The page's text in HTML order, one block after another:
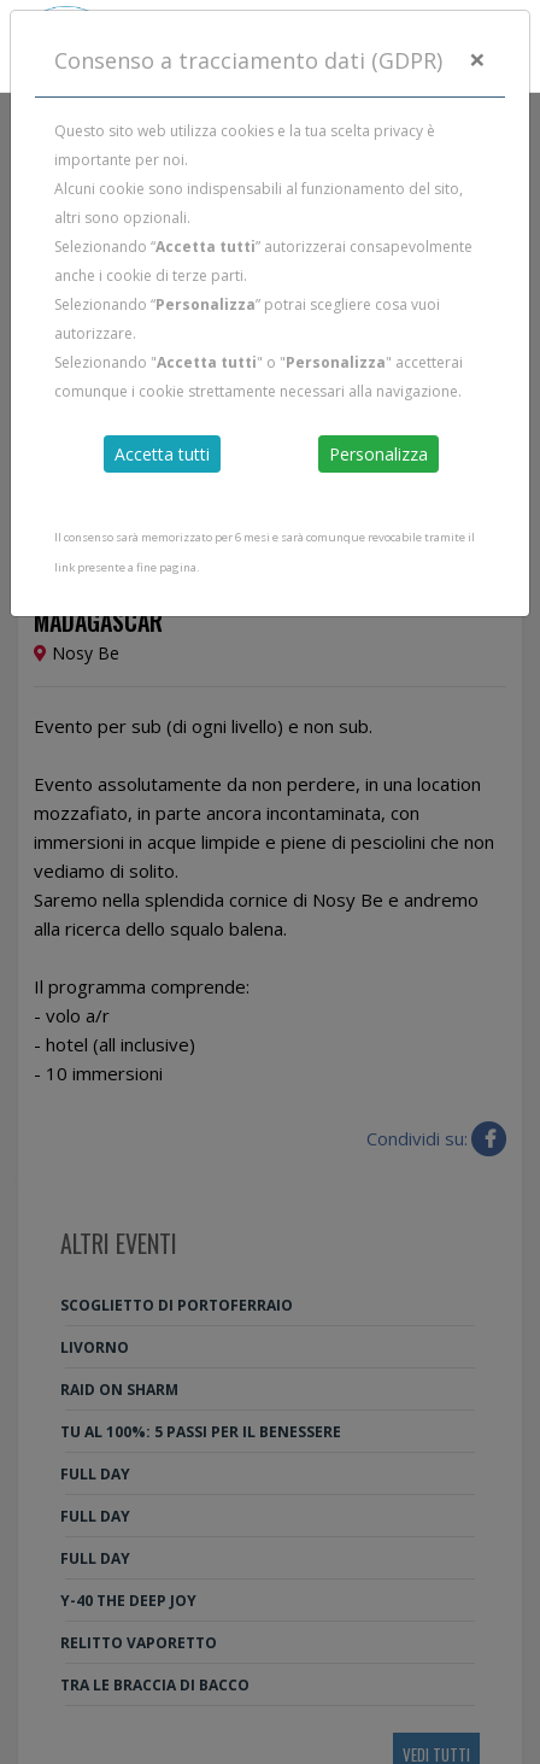
MADAGASCAR
Nosy Be
Evento per sub (di ogni livello) e non sub.
Evento assolutamente da non perdere, in una location
mozzafiato, in parte ancora incontaminata, con
immersioni in acque limpide e piene di pesciolini che non
vediamo di solito.
Saremo nella splendida cornice di Nosy Be e andremo
alla ricerca dello squalo balena.
Il programma comprende:
- volo a/r
- hotel (all inclusive)
- 10 immersioni
Condividi su:
ALTRI EVENTI
SCOGLIETTO DI PORTOFERRAIO
LIVORNO
RAID ON SHARM
TU AL 100%: 5 PASSI PER IL BENESSERE
FULL DAY
FULL DAY
FULL DAY
Y-40 THE DEEP JOY
RELITTO VAPORETTO
TRA LE BRACCIA DI BACCO
VEDI TUTTI
Consenso a tracciamento dati (GDPR) ×
Questo sito web utilizza cookies e la tua scelta privacy è
importante per noi.
Alcuni cookie sono indispensabili al funzionamento del sito,
altri sono opzionali.
Selezionando “Accetta tutti” autorizzerai consapevolmente
anche i cookie di terze parti.
Selezionando “Personalizza” potrai scegliere cosa vuoi
autorizzare.
Selezionando "Accetta tutti" o "Personalizza" accetterai
comunque i cookie strettamente necessari alla navigazione.
Accetta tutti Personalizza
Il consenso sarà memorizzato per 6 mesi e sarà comunque revocabile tramite il
link presente a fine pagina.